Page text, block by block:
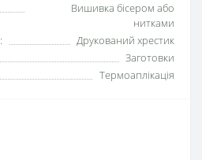
Вишивка бісером або
нитками
Друкований хрестик
Заготовки
Термоаплікація